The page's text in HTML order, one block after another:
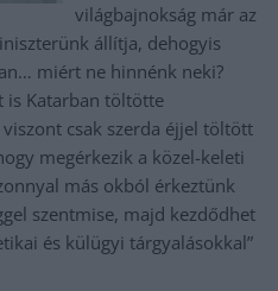
világbajnokság már az
állítja, dehogyis
miért ne hinnénk neki?
is Katarban töltötte
csak szerda éjjel töltött
megérkezik a közel-keleti
más okból érkeztünk
szentmise, majd kezdődhet
és külügyi tárgyalásokkal”